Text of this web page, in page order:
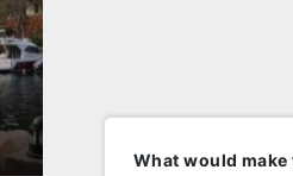
What would